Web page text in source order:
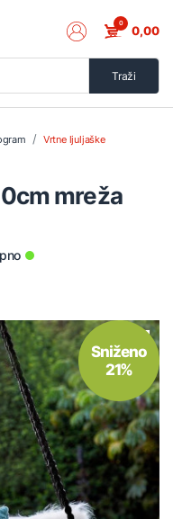
Traži
0 0,00
Vrtne ljuljaške
mreža
Sniženo
21%